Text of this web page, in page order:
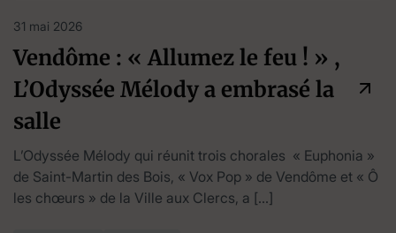
31 mai 2026
Vendôme : « Allumez le feu ! » ,
L’Odyssée Mélody a embrasé la
salle
L’Odyssée Mélody qui réunit trois chorales « Euphonia »
de Saint-Martin des Bois, « Vox Pop » de Vendôme et « Ô
les chœurs » de la Ville aux Clercs, a […]